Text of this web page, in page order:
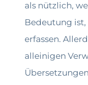
als nützlich,
Bedeutung
erfassen.
alleinigen